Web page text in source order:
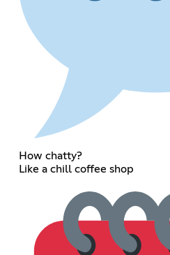
How chatty?
Like a chill coffee shop